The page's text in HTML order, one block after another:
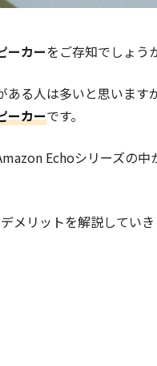
ーカーをご存知でしょう
ある人は多いと思います
ーカーです。
Echoシリーズの中
メリットを解説していき